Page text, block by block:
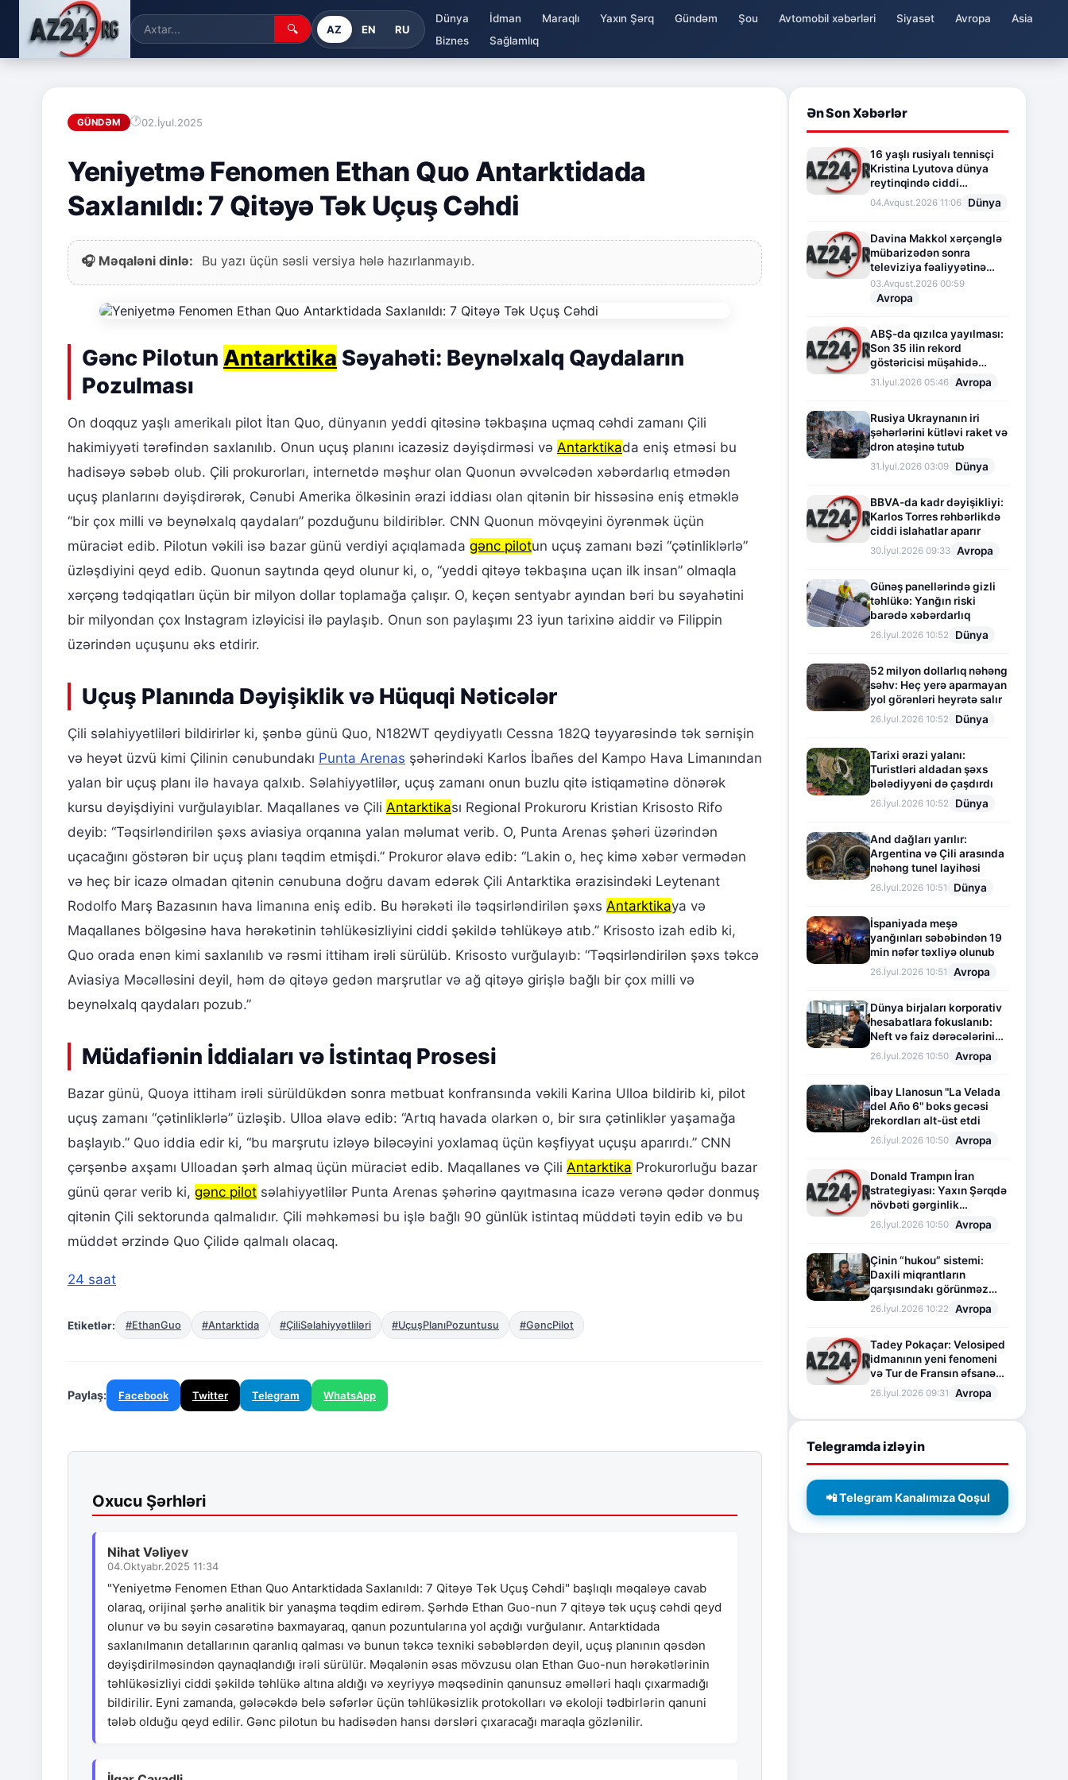
🔍 AZ EN RU
Dünya İdman Maraqlı Yaxın Şərq Gündəm Şou Avtomobil xəbərləri Siyasət Avropa
Asia
Biznes
Sağlamlıq
GÜNDƏM 02.İyul.2025
Yeniyetmə Fenomen Ethan Quo Antarktidada
Saxlanıldı: 7 Qitəyə Tək Uçuş Cəhdi
🎧 Məqaləni dinlə: Bu yazı üçün səsli versiya hələ hazırlanmayıb.
Gənc Pilotun Antarktika Səyahəti: Beynəlxalq Qaydaların
Pozulması
On doqquz yaşlı amerikalı pilot İtan Quo, dünyanın yeddi qitəsinə təkbaşına uçmaq cəhdi zamanı Çili
hakimiyyəti tərəfindən saxlanılıb. Onun uçuş planını icazəsiz dəyişdirməsi və Antarktikada eniş etməsi bu
hadisəyə səbəb olub. Çili prokurorları, internetdə məşhur olan Quonun əvvəlcədən xəbərdarlıq etmədən
uçuş planlarını dəyişdirərək, Cənubi Amerika ölkəsinin ərazi iddiası olan qitənin bir hissəsinə eniş etməklə
“bir çox milli və beynəlxalq qaydaları” pozduğunu bildiriblər. CNN Quonun mövqeyini öyrənmək üçün
müraciət edib. Pilotun vəkili isə bazar günü verdiyi açıqlamada gənc pilotun uçuş zamanı bəzi “çətinliklərlə”
üzləşdiyini qeyd edib. Quonun saytında qeyd olunur ki, o, “yeddi qitəyə təkbaşına uçan ilk insan” olmaqla
xərçəng tədqiqatları üçün bir milyon dollar toplamağa çalışır. O, keçən sentyabr ayından bəri bu səyahətini
bir milyondan çox Instagram izləyicisi ilə paylaşıb. Onun son paylaşımı 23 iyun tarixinə aiddir və Filippin
üzərindən uçuşunu əks etdirir.
Uçuş Planında Dəyişiklik və Hüquqi Nəticələr
Çili səlahiyyətliləri bildirirlər ki, şənbə günü Quo, N182WT qeydiyyatlı Cessna 182Q təyyarəsində tək sərnişin
və heyət üzvü kimi Çilinin cənubundakı Punta Arenas şəhərindəki Karlos İbañes del Kampo Hava Limanından
yalan bir uçuş planı ilə havaya qalxıb. Səlahiyyətlilər, uçuş zamanı onun buzlu qitə istiqamətinə dönərək
kursu dəyişdiyini vurğulayıblar. Maqallanes və Çili Antarktikası Regional Prokuroru Kristian Krisosto Rifo
deyib: “Təqsirləndirilən şəxs aviasiya orqanına yalan məlumat verib. O, Punta Arenas şəhəri üzərindən
uçacağını göstərən bir uçuş planı təqdim etmişdi.” Prokuror əlavə edib: “Lakin o, heç kimə xəbər vermədən
və heç bir icazə olmadan qitənin cənubuna doğru davam edərək Çili Antarktika ərazisindəki Leytenant
Rodolfo Marş Bazasının hava limanına eniş edib. Bu hərəkəti ilə təqsirləndirilən şəxs Antarktikaya və
Maqallanes bölgəsinə hava hərəkətinin təhlükəsizliyini ciddi şəkildə təhlükəyə atıb.” Krisosto izah edib ki,
Quo orada enən kimi saxlanılıb və rəsmi ittiham irəli sürülüb. Krisosto vurğulayıb: “Təqsirləndirilən şəxs təkcə
Aviasiya Məcəlləsini deyil, həm də qitəyə gedən marşrutlar və ağ qitəyə girişlə bağlı bir çox milli və
beynəlxalq qaydaları pozub.”
Müdafiənin İddiaları və İstintaq Prosesi
Bazar günü, Quoya ittiham irəli sürüldükdən sonra mətbuat konfransında vəkili Karina Ulloa bildirib ki, pilot
uçuş zamanı “çətinliklərlə” üzləşib. Ulloa əlavə edib: “Artıq havada olarkən o, bir sıra çətinliklər yaşamağa
başlayıb.” Quo iddia edir ki, “bu marşrutu izləyə biləcəyini yoxlamaq üçün kəşfiyyat uçuşu aparırdı.” CNN
çərşənbə axşamı Ulloadan şərh almaq üçün müraciət edib. Maqallanes və Çili Antarktika Prokurorluğu bazar
günü qərar verib ki, gənc pilot səlahiyyətlilər Punta Arenas şəhərinə qayıtmasına icazə verənə qədər donmuş
qitənin Çili sektorunda qalmalıdır. Çili məhkəməsi bu işlə bağlı 90 günlük istintaq müddəti təyin edib və bu
müddət ərzində Quo Çilidə qalmalı olacaq.
24 saat
Etiketlər: #EthanGuo #Antarktida #ÇiliSəlahiyyətliləri #UçuşPlanıPozuntusu #GəncPilot
Paylaş: Facebook Twitter Telegram WhatsApp
Oxucu Şərhləri
Nihat Vəliyev
04.Oktyabr.2025 11:34
"Yeniyetmə Fenomen Ethan Quo Antarktidada Saxlanıldı: 7 Qitəyə Tək Uçuş Cəhdi" başlıqlı məqaləyə cavab
olaraq, orijinal şərhə analitik bir yanaşma təqdim edirəm. Şərhdə Ethan Guo-nun 7 qitəyə tək uçuş cəhdi qeyd
olunur və bu səyin cəsarətinə baxmayaraq, qanun pozuntularına yol açdığı vurğulanır. Antarktidada
saxlanılmanın detallarının qaranlıq qalması və bunun təkcə texniki səbəblərdən deyil, uçuş planının qəsdən
dəyişdirilməsindən qaynaqlandığı irəli sürülür. Məqalənin əsas mövzusu olan Ethan Guo-nun hərəkətlərinin
təhlükəsizliyi ciddi şəkildə təhlükə altına aldığı və xeyriyyə məqsədinin qanunsuz əməlləri haqlı çıxarmadığı
bildirilir. Eyni zamanda, gələcəkdə belə səfərlər üçün təhlükəsizlik protokolları və ekoloji tədbirlərin qanuni
tələb olduğu qeyd edilir. Gənc pilotun bu hadisədən hansı dərsləri çıxaracağı maraqla gözlənilir.
Ən Son Xəbərlər
16 yaşlı rusiyalı tennisçi
Kristina Lyutova dünya
reytinqində ciddi
irəliləyişə imza atdı
04.Avqust.2026 11:06 Dünya
Davina Makkol xərçənglə
mübarizədən sonra
televiziya fəaliyyətinə
fasilə verir
03.Avqust.2026 00:59
Avropa
ABŞ-da qızılca yayılması:
Son 35 ilin rekord
göstəricisi müşahidə
olunur
31.İyul.2026 05:46 Avropa
Rusiya Ukraynanın iri
şəhərlərini kütləvi raket və
dron atəşinə tutub
31.İyul.2026 03:09 Dünya
BBVA-da kadr dəyişikliyi:
Karlos Torres rəhbərlikdə
ciddi islahatlar aparır
30.İyul.2026 09:33 Avropa
Günəş panellərində gizli
təhlükə: Yanğın riski
barədə xəbərdarlıq
26.İyul.2026 10:52 Dünya
52 milyon dollarlıq nəhəng
səhv: Heç yerə aparmayan
yol görənləri heyrətə salır
26.İyul.2026 10:52 Dünya
Tarixi ərazi yalanı:
Turistləri aldadan şəxs
bələdiyyəni də çaşdırdı
26.İyul.2026 10:52 Dünya
And dağları yarılır:
Argentina və Çili arasında
nəhəng tunel layihəsi
26.İyul.2026 10:51 Dünya
İspaniyada meşə
yanğınları səbəbindən 19
min nəfər təxliyə olunub
26.İyul.2026 10:51 Avropa
Dünya birjaları korporativ
hesabatlara fokuslanıb:
Neft və faiz dərəcələrinin
təsiri altında cari vəziyyət
26.İyul.2026 10:50 Avropa
İbay Llanosun "La Velada
del Año 6" boks gecəsi
rekordları alt-üst etdi
26.İyul.2026 10:50 Avropa
Donald Trampın İran
strategiyası: Yaxın Şərqdə
növbəti gərginlik
mərhələsi
26.İyul.2026 10:50 Avropa
Çinin “hukou” sistemi:
Daxili miqrantların
qarşısındakı görünməz
sədd
26.İyul.2026 10:22 Avropa
Tadey Pokaçar: Velosiped
idmanının yeni fenomeni
və Tur de Fransın əfsanəvi
səhifəsi
26.İyul.2026 09:31 Avropa
Telegramda izləyin
📲 Telegram Kanalımıza Qoşul